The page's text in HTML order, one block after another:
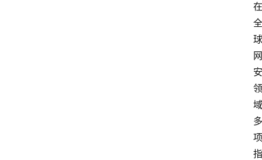
在
全
球
网
安
领
域
多
项
指